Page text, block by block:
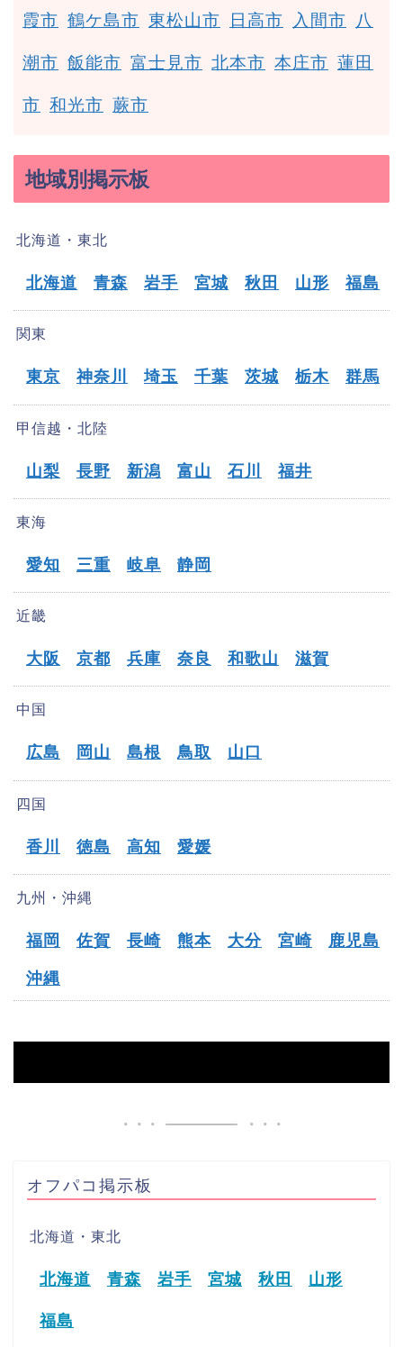
霞市 鶴ケ島市 東松山市 日高市 入間市 八
潮市 飯能市 富士見市 北本市 本庄市 蓮田
市 和光市 蕨市
地域別掲示板
北海道・東北
北海道 青森 岩手 宮城 秋田 山形 福島
関東
東京 神奈川 埼玉 千葉 茨城 栃木 群馬
甲信越・北陸
山梨 長野 新潟 富山 石川 福井
東海
愛知 三重 岐阜 静岡
近畿
大阪 京都 兵庫 奈良 和歌山 滋賀
中国
広島 岡山 島根 鳥取 山口
四国
香川 徳島 高知 愛媛
九州・沖縄
福岡 佐賀 長崎 熊本 大分 宮崎 鹿児島
沖縄
オフパコ掲示板
北海道・東北
北海道 青森 岩手 宮城 秋田 山形
福島